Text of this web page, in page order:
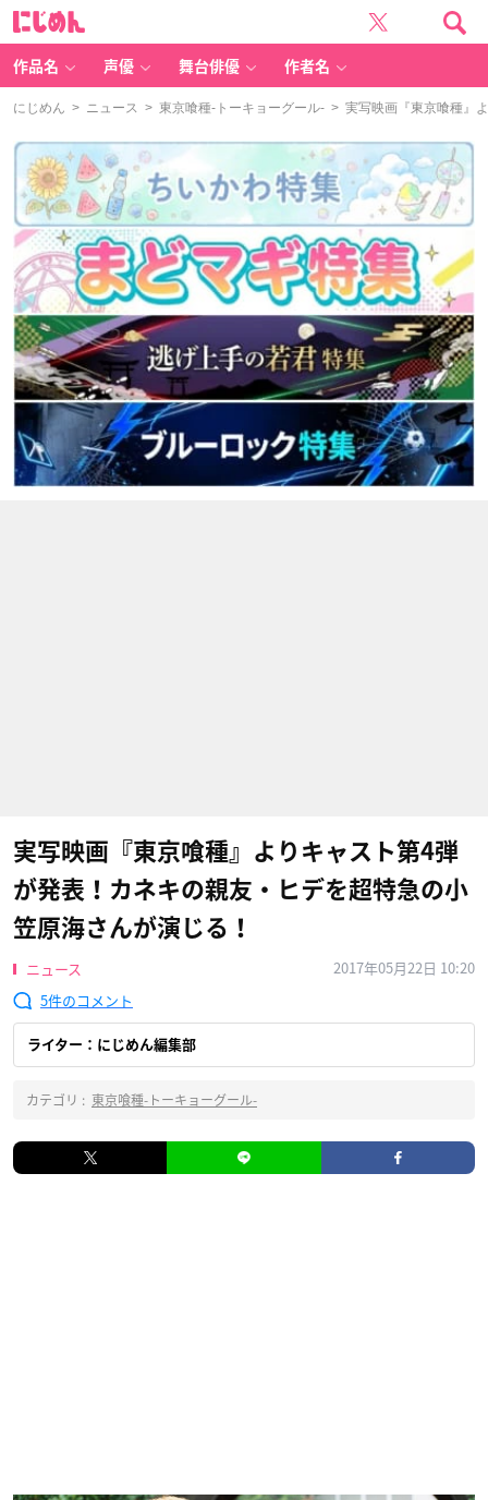
作品名 声優 舞台俳優 作者名
にじめん > ニュース > 東京喰種-トーキョーグール- > 実写映画『東京喰種』
実写映画『東京喰種』よりキャスト第4弾
が発表！カネキの親友・ヒデを超特急の小
笠原海さんが演じる！
ニュース
2017年05月22日 10:20
5
ライター：にじめん編集部
カテゴリ : 東京喰種-トーキョーグール-